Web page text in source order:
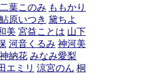
二葉このみ ももかり
鮎原いつき 黛ちよ
美 宮益ことは 山下
河音くるみ 神河美
神納花 みなみ愛梨
エミリ 涼宮のん 桐